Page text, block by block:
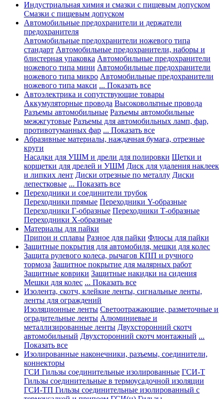
Индустриальная химия и смазки с пищевым допуском
Смазки с пищевым допуском
Автомобильные предохранители и держатели
предохранителя
Автомобильные предохранители ножевого типа
стандарт Автомобильные предохранители, наборы и
блистерная упаковка Автомобильные предохранители
ножевого типа мини Автомобильные предохранители
ножевого типа микро Автомобильные предохранители
ножевого типа макси ... Показать все
Автоэлектрика и сопутствующие товары
Аккумуляторные провода Высоковольтные провода
Разъемы автомобильные Разъемы автомобильные
межжгутовые Разъемы для автомобильных ламп, фар,
противотуманных фар ... Показать все
Абразивные материалы, наждачная бумага, отрезные
круги
Насадки для УШМ и дрели для полировки Щетки и
корщетки для дрелей и УШМ Диск для удаления наклеек
и липких лент Диски отрезные по металлу Диски
лепестковые ... Показать все
Переходники и соединители трубок
Переходники прямые Переходники Y-образные
Переходники Г-образные Переходники Т-образные
Переходники Х-образные
Материалы для пайки
Припои и сплавы Разное для пайки Флюсы для пайки
Защитные покрытия для автомобиля, мешки для колес
Защита рулевого колеса, рычагов КПП и ручного
тормоза Защитное покрытие для малярных работ
Защитные коврики Защитные накидки на сидения
Мешки для колес ... Показать все
Изолента, скотч, клейкие ленты, сигнальные ленты,
ленты для ограждений
Изоляционные ленты Светоотражающие, разметочные и
оградительные ленты Алюминиевые и
металлизированные ленты Двухсторонний скотч
автомобильный Двухсторонний скотч монтажный ...
Показать все
Изолированные наконечники, разъемы, соединители,
коннекторы
ГСИ Гильзы соединительные изолированные ГСИ-Т
Гильзы соединительные в термоусадочной изоляции
ГСИ-ТП Гильзы соединительные изолированный с